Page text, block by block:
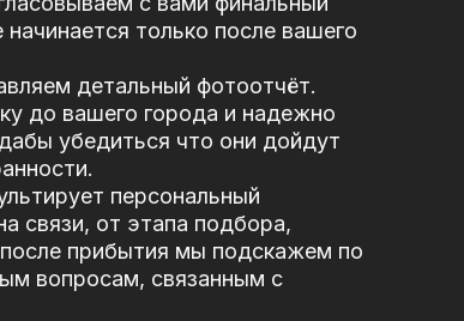
только после вашего
детальный фотоотчёт.
до вашего города и надежно
убедиться что они дойдут
персональный
связи, от этапа подбора,
прибытия мы подскажем по
вопросам, связанным с